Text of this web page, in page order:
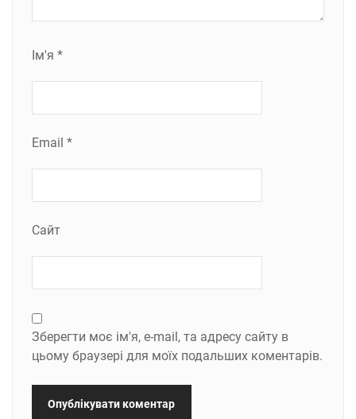
Ім'я *
Email *
Сайт
Зберегти моє ім'я, e-mail, та адресу сайту в
цьому браузері для моїх подальших коментарів.